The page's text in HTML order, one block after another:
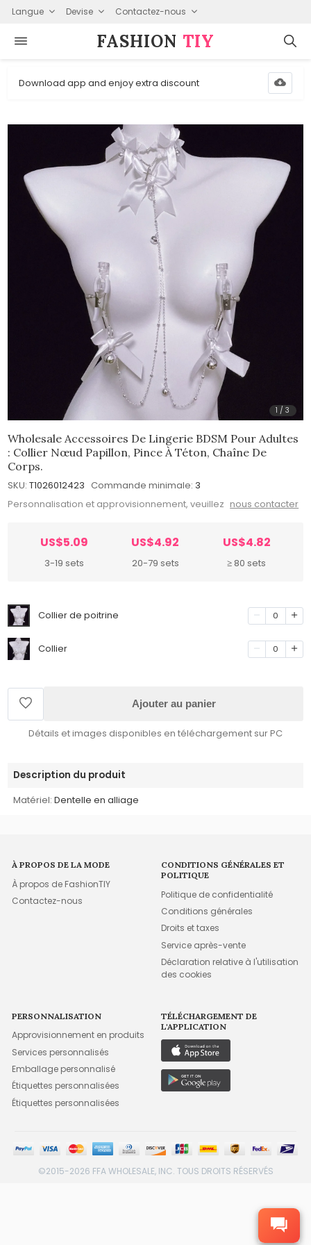
Langue Devise Contactez-nous
FASHION⁠ TIY
Download app and enjoy extra discount
1 /3
Wholesale Accessoires De Lingerie BDSM Pour Adultes
: Collier Nœud Papillon, Pince À Téton, Chaîne De
Corps.
SKU: T1026012423 Commande minimale: 3
Personnalisation et approvisionnement, veuillez nous contacter
US$5.09
3-19 sets
US$4.92
20-79 sets
US$4.82
≥ 80 sets
Collier de poitrine 0
Collier 0
Ajouter au panier
Détails et images disponibles en téléchargement sur PC
Description du produit
Matériel: Dentelle en alliage
À PROPOS DE LA MODE
À propos de FashionTIY
Contactez-nous
CONDITIONS GÉNÉRALES ET
POLITIQUE
Politique de confidentialité
Conditions générales
Droits et taxes
Service après-vente
Déclaration relative à l'utilisation
des cookies
PERSONNALISATION
Approvisionnement en produits
Services personnalisés
Emballage personnalisé
Étiquettes personnalisées
Étiquettes personnalisées
TÉLÉCHARGEMENT DE
L'APPLICATION
©2015-2026 FFA WHOLESALE, INC. TOUS DROITS RÉSERVÉS